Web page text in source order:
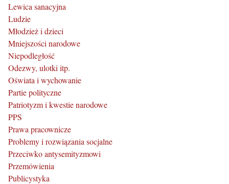
Lewica sanacyjna
Ludzie
Młodzież i dzieci
Mniejszości narodowe
Niepodległość
Odezwy, ulotki itp.
Oświata i wychowanie
Partie polityczne
Patriotyzm i kwestie narodowe
PPS
Prawa pracownicze
Problemy i rozwiązania socjalne
Przeciwko antysemityzmowi
Przemówienia
Publicystyka